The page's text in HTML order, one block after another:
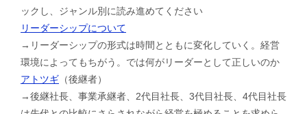
ックし、ジャンル別に読み進めてください
リーダーシップについて
→リーダーシップの形式は時間とともに変化していく。経営
環境によってもちがう。では何がリーダーとして正しいのか
アトツギ （後継者）
→後継社長、事業承継者、2代目社長、3代目社長、4代目社長